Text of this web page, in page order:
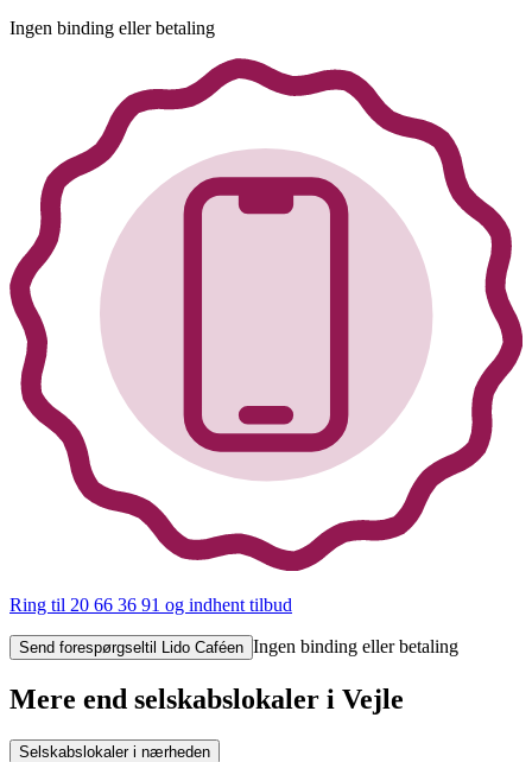
Ingen binding eller betaling
Ring til 20 66 36 91 og indhent tilbud
Send forespørgsel til Lido Caféen Ingen binding eller betaling
Mere end selskabslokaler i Vejle
Selskabslokaler i nærheden